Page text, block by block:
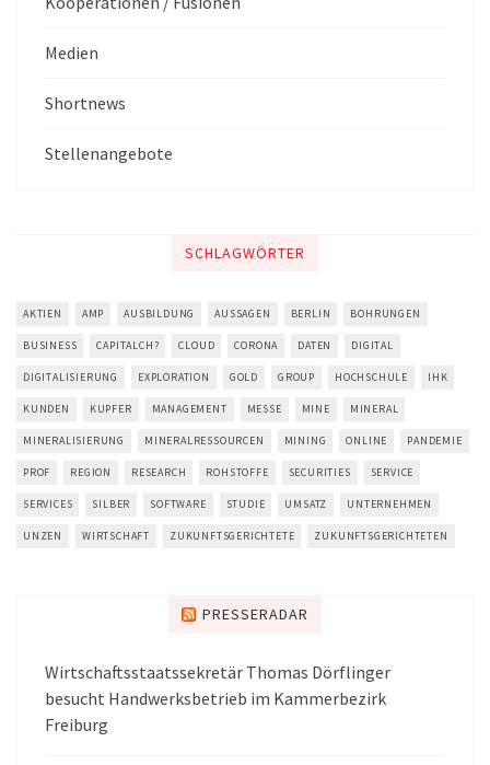
Medien
Shortnews
Stellenangebote
SCHLAGWÖRTER
AKTIEN AMP AUSBILDUNG AUSSAGEN BERLIN BOHRUNGEN
BUSINESS CAPITALCH? CLOUD CORONA DATEN DIGITAL
DIGITALISIERUNG EXPLORATION GOLD GROUP HOCHSCHULE IHK
KUNDEN KUPFER MANAGEMENT MESSE MINE MINERAL
MINERALISIERUNG MINERALRESSOURCEN MINING ONLINE PANDEMIE
PROF REGION RESEARCH ROHSTOFFE SECURITIES SERVICE
SERVICES SILBER SOFTWARE STUDIE UMSATZ UNTERNEHMEN
UNZEN WIRTSCHAFT ZUKUNFTSGERICHTETE ZUKUNFTSGERICHTETEN
PRESSERADAR
Wirtschaftsstaatssekretär Thomas Dörflinger
besucht Handwerksbetrieb im Kammerbezirk
Freiburg